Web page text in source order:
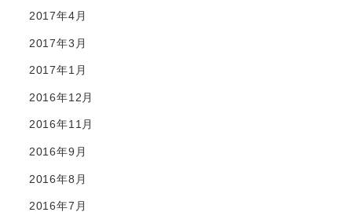
2017年4月
2017年3月
2017年1月
2016年12月
2016年11月
2016年9月
2016年8月
2016年7月